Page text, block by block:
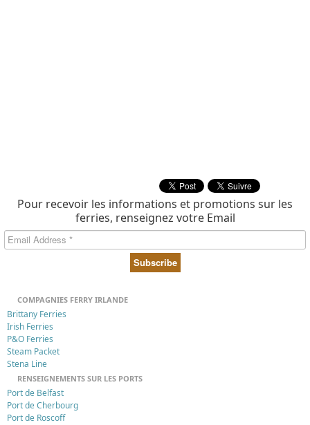
Pour recevoir les informations et promotions sur les
ferries, renseignez votre Email
COMPAGNIES FERRY IRLANDE
Brittany Ferries
Irish Ferries
P&O Ferries
Steam Packet
Stena Line
RENSEIGNEMENTS SUR LES PORTS
Port de Belfast
Port de Cherbourg
Port de Roscoff